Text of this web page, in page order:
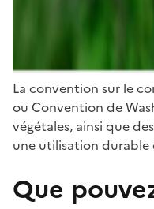
La convention sur le
ou Convention de
végétales, ainsi que
une utilisation durable
Que